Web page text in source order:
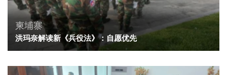
柬埔寨
洪玛奈解读新《兵役法》：自愿优先